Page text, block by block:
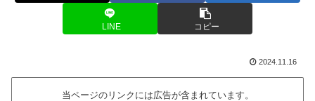
LINE コピー
2024.11.16
当ページのリンクには広告が含まれています。